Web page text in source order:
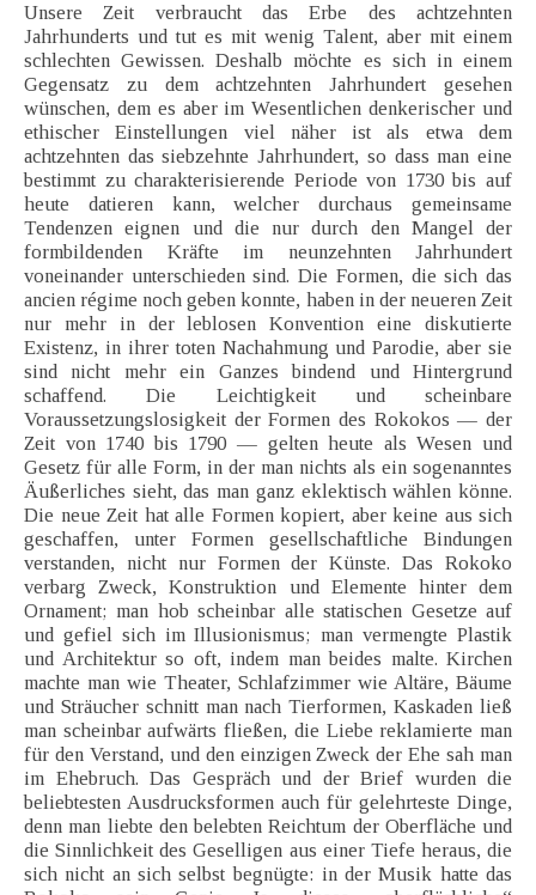
Unsere Zeit verbraucht das Erbe des achtzehnten
Jahrhunderts und tut es mit wenig Talent, aber mit einem
schlechten Gewissen. Deshalb möchte es sich in einem
Gegensatz zu dem achtzehnten Jahrhundert gesehen
wünschen, dem es aber im Wesentlichen denkerischer und
ethischer Einstellungen viel näher ist als etwa dem
achtzehnten das siebzehnte Jahrhundert, so dass man eine
bestimmt zu charakterisierende Periode von 1730 bis auf
heute datieren kann, welcher durchaus gemeinsame
Tendenzen eignen und die nur durch den Mangel der
formbildenden Kräfte im neunzehnten Jahrhundert
voneinander unterschieden sind. Die Formen, die sich das
ancien régime noch geben konnte, haben in der neueren Zeit
nur mehr in der leblosen Konvention eine diskutierte
Existenz, in ihrer toten Nachahmung und Parodie, aber sie
sind nicht mehr ein Ganzes bindend und Hintergrund
schaffend. Die Leichtigkeit und scheinbare
Voraussetzungslosigkeit der Formen des Rokokos — der
Zeit von 1740 bis 1790 — gelten heute als Wesen und
Gesetz für alle Form, in der man nichts als ein sogenanntes
Äußerliches sieht, das man ganz eklektisch wählen könne.
Die neue Zeit hat alle Formen kopiert, aber keine aus sich
geschaffen, unter Formen gesellschaftliche Bindungen
verstanden, nicht nur Formen der Künste. Das Rokoko
verbarg Zweck, Konstruktion und Elemente hinter dem
Ornament; man hob scheinbar alle statischen Gesetze auf
und gefiel sich im Illusionismus; man vermengte Plastik
und Architektur so oft, indem man beides malte. Kirchen
machte man wie Theater, Schlafzimmer wie Altäre, Bäume
und Sträucher schnitt man nach Tierformen, Kaskaden ließ
man scheinbar aufwärts fließen, die Liebe reklamierte man
für den Verstand, und den einzigen Zweck der Ehe sah man
im Ehebruch. Das Gespräch und der Brief wurden die
beliebtesten Ausdrucksformen auch für gelehrteste Dinge,
denn man liebte den belebten Reichtum der Oberfläche und
die Sinnlichkeit des Geselligen aus einer Tiefe heraus, die
sich nicht an sich selbst begnügte: in der Musik hatte das